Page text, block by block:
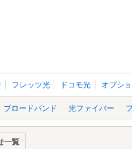
フレッツ光 ドコモ光 オプシ
ブロードバンド 光ファイバー
一覧